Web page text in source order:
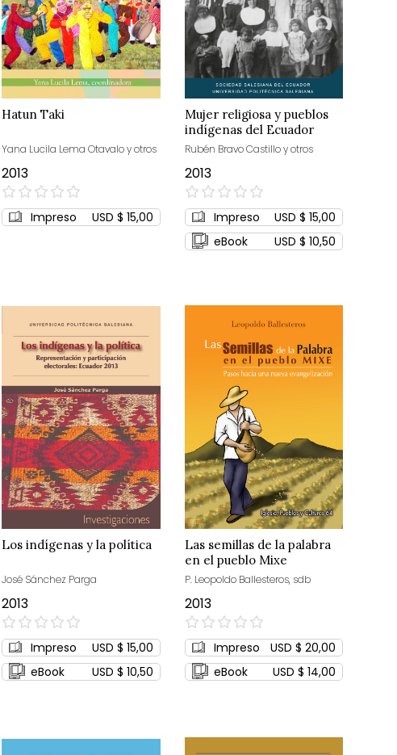
Hatun Taki
Yana Lucila Lema Otavalo y otros
2013
0%
Impreso USD $ 15,00
Mujer religiosa y pueblos
indígenas del Ecuador
Rubén Bravo Castillo y otros
2013
0%
Impreso
USD $ 15,00
eBook
USD $ 10,50
Los indígenas y la política
José Sánchez Parga
2013
0%
Impreso
USD $ 15,00
eBook
USD $ 10,50
Las semillas de la palabra
en el pueblo Mixe
P. Leopoldo Ballesteros, sdb
2013
0%
Impreso
USD $ 20,00
eBook
USD $ 14,00